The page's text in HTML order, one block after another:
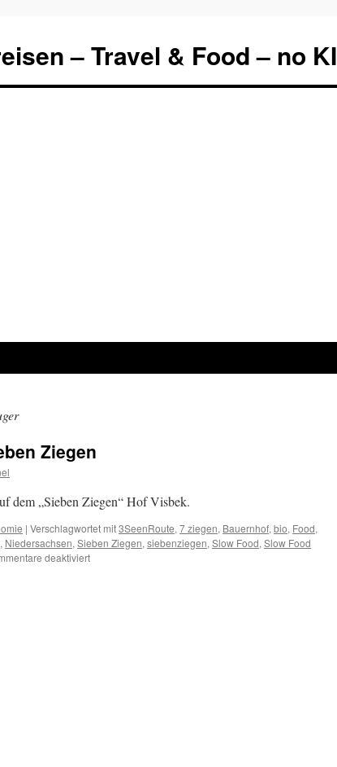
– Travel & Food – no KI
Ziegen
dem „Sieben Ziegen“ Hof Visbek.
| Verschlagwortet mit3SeenRoute, 7 ziegen, Bauernhof, bio, Food,
, Niedersachsen, Sieben Ziegen, siebenziegen, Slow Food, Slow Food
deaktiviertfür